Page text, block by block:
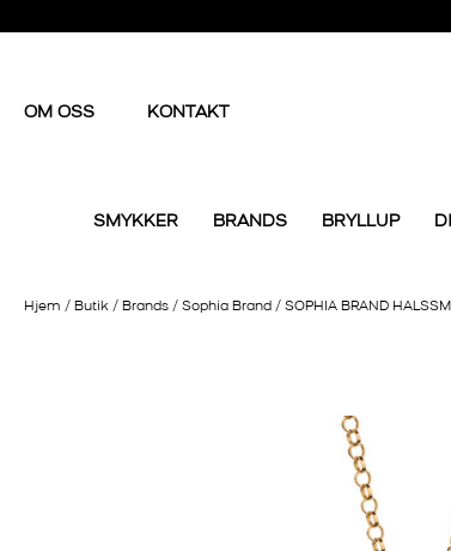
OM OSS KONTAKT
SMYKKER BRANDS BRYLLUP
Hjem / Butik / Brands / Sophia Brand / SOPHIA BRAND